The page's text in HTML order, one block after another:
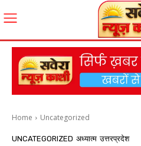
Home Uncategorized
UNCATEGORIZED अध्यात्म उत्तरप्रदेश